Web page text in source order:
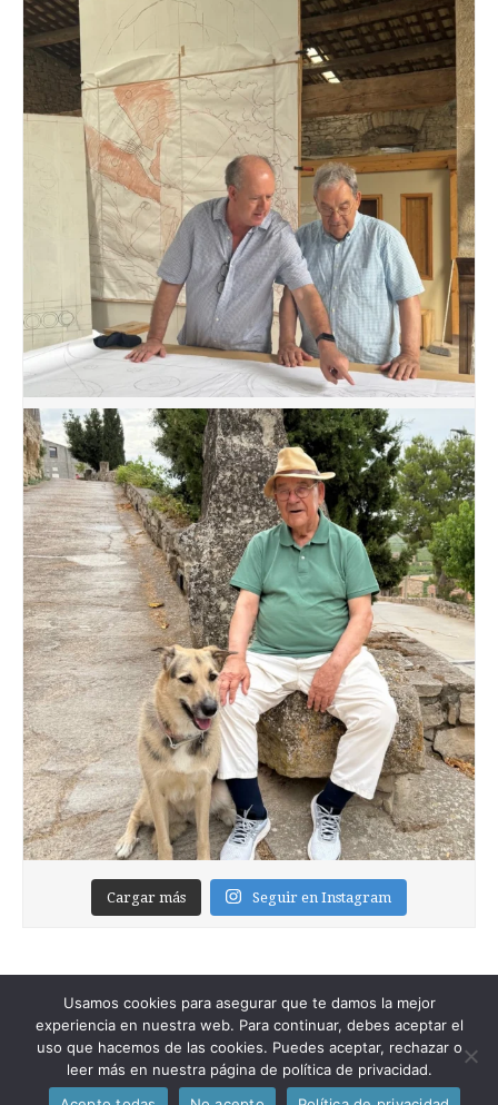
Cargar más Seguir en Instagram
Copyright © 2026 Foixblog
. All Rights Reserved.
Usamos cookies para asegurar que te damos la mejor
experiencia en nuestra web. Para continuar, debes aceptar el
uso que hacemos de las cookies. Puedes aceptar, rechazar o
leer más en nuestra página de política de privacidad.